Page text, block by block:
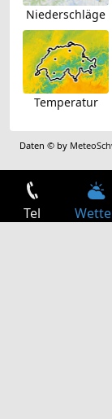
Niederschläge
Temperatur
Daten © by
Tel